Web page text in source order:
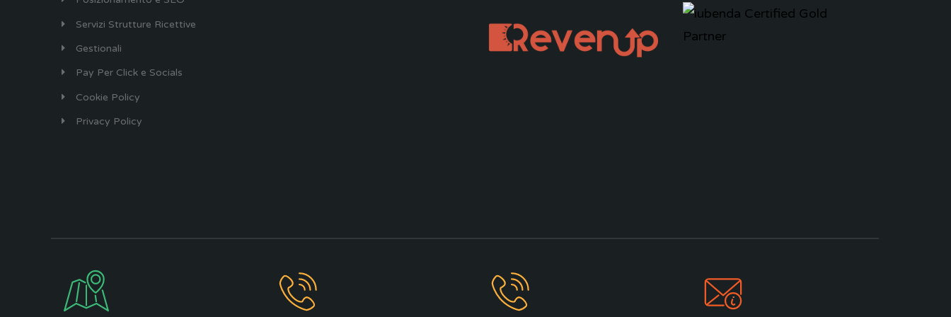
Servizi Strutture Ricettive
Gestionali
Pay Per Click e Socials
Cookie Policy
Privacy Policy